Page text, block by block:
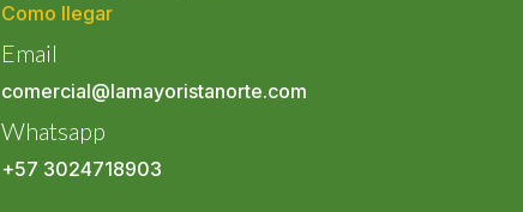
Como llegar
Email
comercial@lamayoristanorte.com
Whatsapp
+57 3024718903